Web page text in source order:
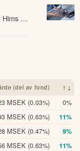
&
(del av fond) ↑↓
MSEK (0.03%)
0%
MSEK (0.63%) 11%
MSEK (0.47%) 9%
MSEK (0.63%) 11%